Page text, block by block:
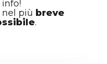
più breve
.